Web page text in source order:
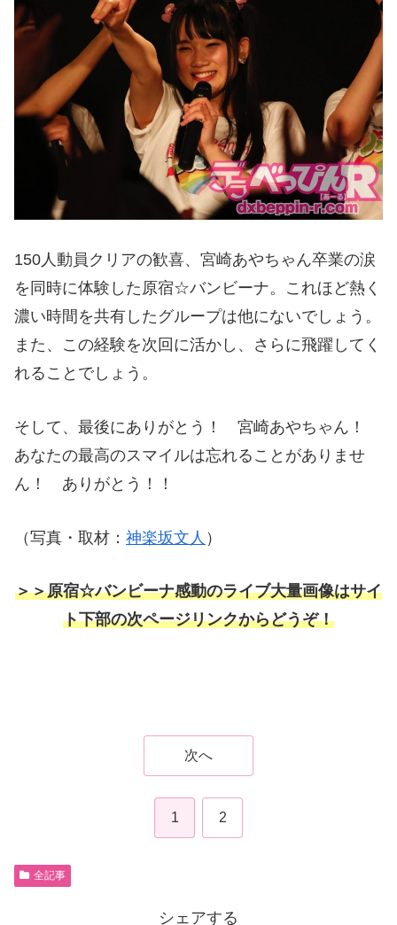
150人動員クリアの歓喜、宮崎あやちゃん卒業の涙
を同時に体験した原宿☆バンビーナ。これほど熱く
濃い時間を共有したグループは他にないでしょう。
また、この経験を次回に活かし、さらに飛躍してく
れることでしょう。
そして、最後にありがとう！ 宮崎あやちゃん！
あなたの最高のスマイルは忘れることがありませ
ん！ ありがとう！！
（写真・取材： 神楽坂文人 ）
＞＞原宿☆バンビーナ感動のライブ大量画像はサイ
ト下部の次ページリンクからどうぞ！
次へ
1 2
全記事
シェアする